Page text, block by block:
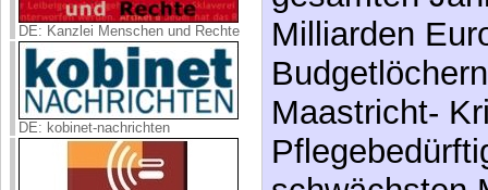
DE: Kanzlei Menschen und Rechte
DE: kobinet-nachrichten
Milliarden
Maastricht-